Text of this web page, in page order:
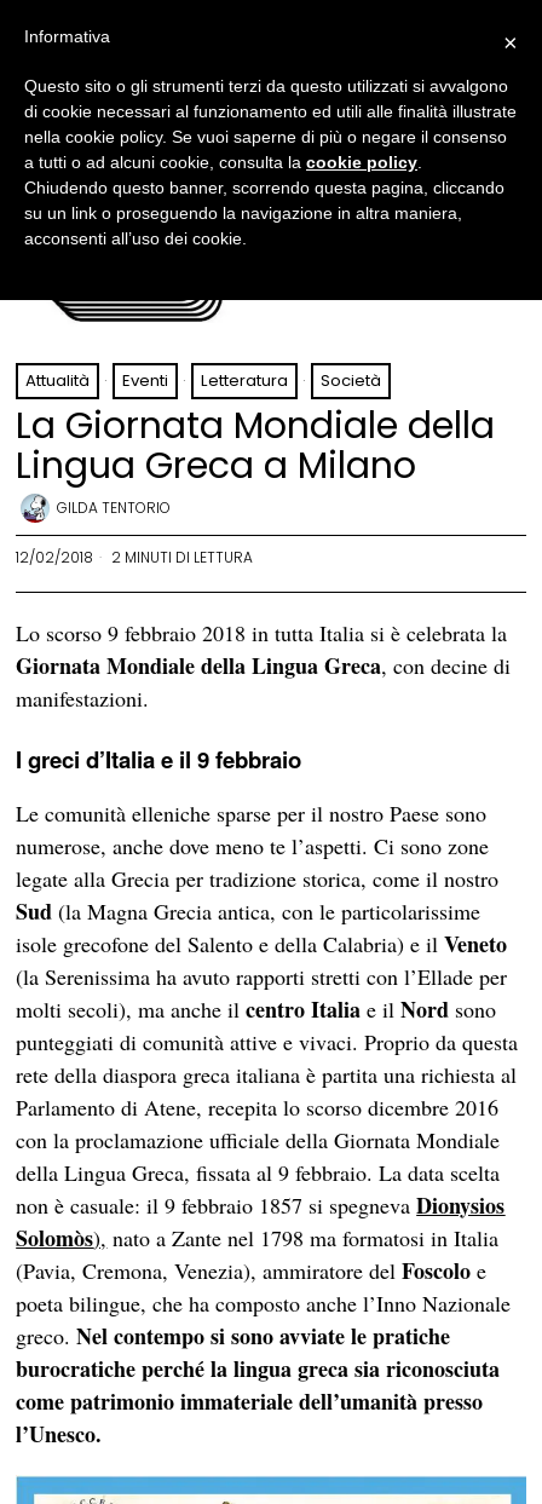
Attualità · Eventi · Letteratura · Società
La Giornata Mondiale della
Lingua Greca a Milano
GILDA TENTORIO
12/02/2018 2 MINUTI DI LETTURA
Lo scorso 9 febbraio 2018 in tutta Italia si è celebrata la
Giornata Mondiale della Lingua Greca, con decine di
manifestazioni.
I greci d’Italia e il 9 febbraio
Le comunità elleniche sparse per il nostro Paese sono
numerose, anche dove meno te l’aspetti. Ci sono zone
legate alla Grecia per tradizione storica, come il nostro
Sud (la Magna Grecia antica, con le particolarissime
isole grecofone del Salento e della Calabria) e ilVeneto
(la Serenissima ha avuto rapporti stretti con l’Ellade per
molti secoli), ma anche ilcentro Italia e ilNord sono
punteggiati di comunità attive e vivaci. Proprio da questa
rete della diaspora greca italiana è partita una richiesta al
Parlamento di Atene, recepita lo scorso dicembre 2016
con la proclamazione ufficiale della Giornata Mondiale
della Lingua Greca, fissata al 9 febbraio. La data scelta
non è casuale: il 9 febbraio 1857 si spegnevaDionysios
Solomòs), nato a Zante nel 1798 ma formatosi in Italia
(Pavia, Cremona, Venezia), ammiratore delFoscolo e
poeta bilingue, che ha composto anche l’Inno Nazionale
greco.Nel contempo si sono avviate le pratiche
burocratiche perché la lingua greca sia riconosciuta
come patrimonio immateriale dell’umanità presso
l’Unesco.
×
Informativa
Questo sito o gli strumenti terzi da questo utilizzati si avvalgono
di cookie necessari al funzionamento ed utili alle finalità illustrate
nella cookie policy. Se vuoi saperne di più o negare il consenso
a tutti o ad alcuni cookie, consulta la cookie policy
Chiudendo questo banner, scorrendo questa pagina, cliccando
su un link o proseguendo la navigazione in altra maniera,
acconsenti all’uso dei cookie.